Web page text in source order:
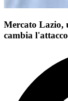
Mercato Lazio,
cambia